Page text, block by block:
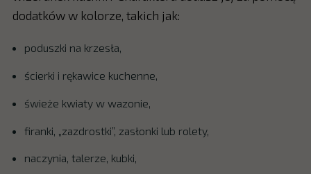
dodatków w kolorze, takich jak:
poduszki na krzesła,
ścierki i rękawice kuchenne,
świeże kwiaty w wazonie,
firanki, „zazdrostki”, zasłonki lub rolety,
naczynia, talerze, kubki,